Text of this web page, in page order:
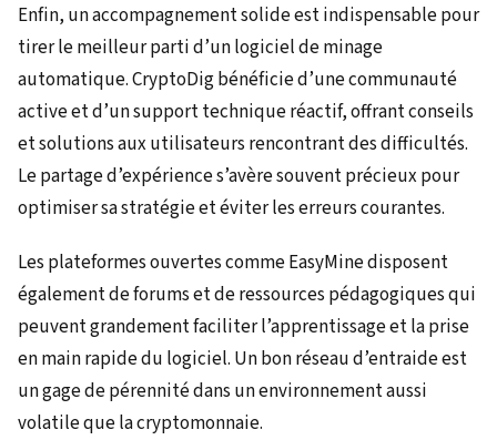
Enfin, un accompagnement solide est indispensable pour
tirer le meilleur parti d’un logiciel de minage
automatique. CryptoDig bénéficie d’une communauté
active et d’un support technique réactif, offrant conseils
et solutions aux utilisateurs rencontrant des difficultés.
Le partage d’expérience s’avère souvent précieux pour
optimiser sa stratégie et éviter les erreurs courantes.
Les plateformes ouvertes comme EasyMine disposent
également de forums et de ressources pédagogiques qui
peuvent grandement faciliter l’apprentissage et la prise
en main rapide du logiciel. Un bon réseau d’entraide est
un gage de pérennité dans un environnement aussi
volatile que la cryptomonnaie.